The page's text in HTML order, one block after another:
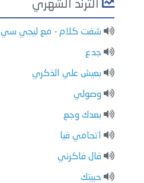
الترند الشهري
شفت كلام - مع ليجي سي
جدع
بعيش علي الذكري
وصولي
بعدك وجع
اتحامي فيا
قال فاكرني
حبيتك